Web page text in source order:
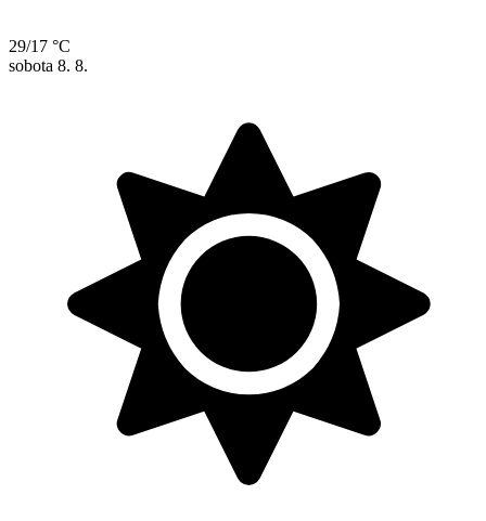
29/17 °C
sobota 8. 8.